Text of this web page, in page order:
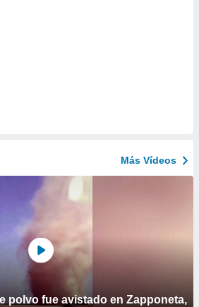
Más Vídeos
polvo fue avistado en Zapponeta,